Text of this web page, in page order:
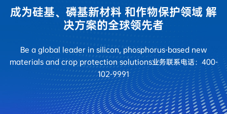
成为硅基、磷基新材料 和作物保护领域 解
决方案的全球领先者
Be a global leader in silicon, phosphorus-based new
materials and crop protection solutions业务联系电话：400-
102-9991